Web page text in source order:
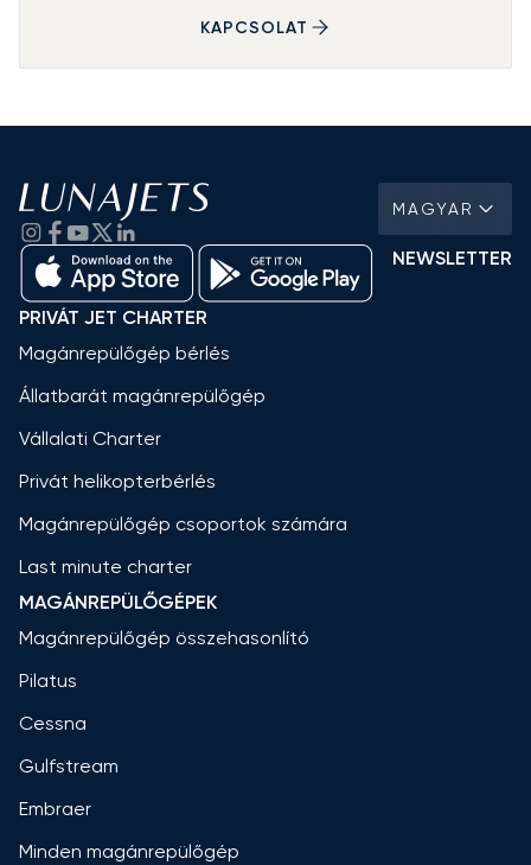
KAPCSOLAT
MAGYAR
NEWSLETTER
PRIVÁT JET CHARTER
Magánrepülőgép bérlés
Állatbarát magánrepülőgép
Vállalati Charter
Privát helikopterbérlés
Magánrepülőgép csoportok számára
Last minute charter
MAGÁNREPÜLŐGÉPEK
Magánrepülőgép összehasonlító
Pilatus
Cessna
Gulfstream
Embraer
Minden magánrepülőgép